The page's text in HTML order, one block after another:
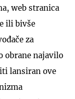
web stranica
ili bivše
za
obrane najavilo
lansiran ove